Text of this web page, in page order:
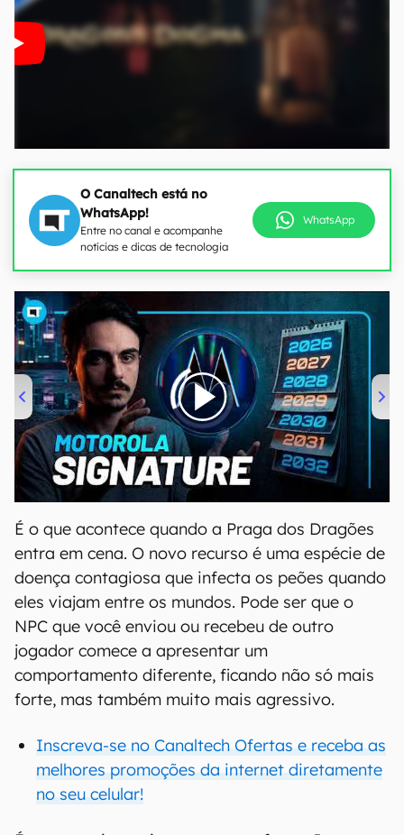
O Canaltech está no
WhatsApp!
Entre no canal e acompanhe
notícias e dicas de tecnologia
WhatsApp
00:00/20:46
É o que acontece quando a Praga dos Dragões
entra em cena. O novo recurso é uma espécie de
doença contagiosa que infecta os peões quando
eles viajam entre os mundos. Pode ser que o
NPC que você enviou ou recebeu de outro
jogador comece a apresentar um
comportamento diferente, ficando não só mais
forte, mas também muito mais agressivo.
Inscreva-se no Canaltech Ofertas e receba as
melhores promoções da internet diretamente
no seu celular!